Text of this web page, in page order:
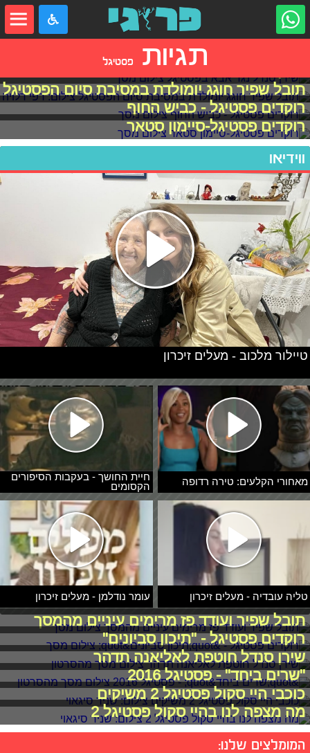
תגיות פסטיגל
שירן סנדל נגד אבא בפסטיגל
תובל שפיר חוגג יומולדת במסיבת סיום הפסטיגל
רוקדים פסטיגל - כביש החוף
רוקדים פסטיגל-סיימון סטאר
ווידיאו
מאחורי הקלעים: טירה רדופה
חיית החושך - בעקבות הסיפורים
הקסומים
טליה עובדיה - מעלים זיכרון עומר נודלמן - מעלים זיכרון
טיילור מלכוב - מעלים זיכרון
תובל שפיר ועודד פז מרימים עיניים מהמסך
רוקדים פסטיגל - "תיכון סביונים"
שירן סנדל חוטפת לאליאנה תדהר
"שרים ביחד" - פסטיגל 2016
כוכבי היי סקול פסטיגל 2 משיקים
מה מצפה לנו בהיי סקול פסטיגל 2
המומלצים שלנו: